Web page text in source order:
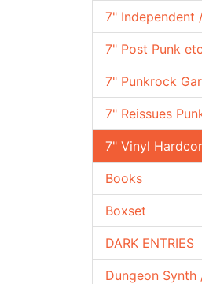
7" Independent
7" Post Punk
7" Punkrock
7" Reissues
7" Vinyl
Books
Boxset
DARK ENTRIES
Dungeon Synth